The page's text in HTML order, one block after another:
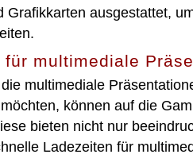
Grafikkarten ausgestattet,
für multimediale
multimediale
können auf die
bieten nicht nur
Ladezeiten für